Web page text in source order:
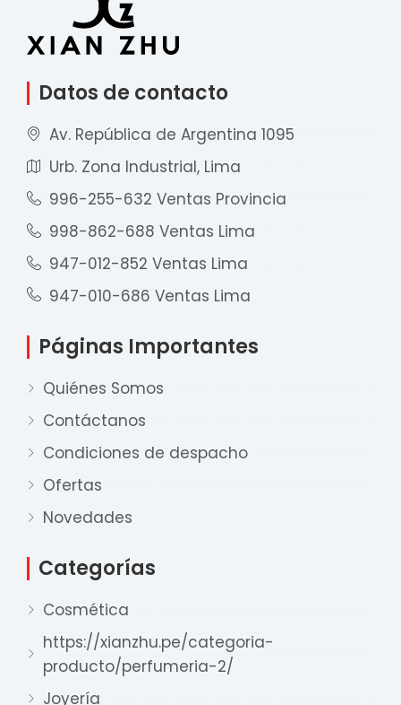
Datos de contacto
Av. República de Argentina 1095
Urb. Zona Industrial, Lima
996-255-632 Ventas Provincia
998-862-688 Ventas Lima
947-012-852 Ventas Lima
947-010-686 Ventas Lima
Páginas Importantes
Quiénes Somos
Contáctanos
Condiciones de despacho
Ofertas
Novedades
Categorías
Cosmética
https://xianzhu.pe/categoria-
producto/perfumeria-2/
Joyería
Nuestro equipo de ventas está aquí
para responder a sus preguntas. ¡Lo
Disponible
Ventas Lima 1